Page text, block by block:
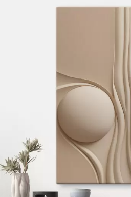
Поверхня з текстурою полотна
грн
Яскраві, насичені кольори
Стійкість до вицвітання
✓Безпечне чорнило без запаху
✓Поверхня з текстурою полотна
✗Екологічний матеріал